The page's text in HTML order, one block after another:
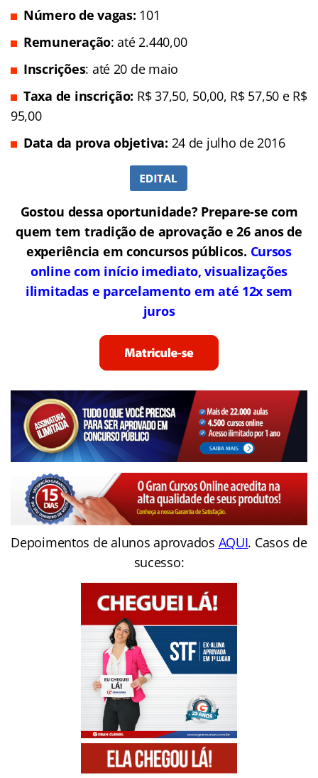
Número de vagas: 101
Remuneração: até 2.440,00
Inscrições: até 20 de maio
Taxa de inscrição: R$ 37,50, 50,00, R$ 57,50 e R$
95,00
Data da prova objetiva: 24 de julho de 2016
Gostou dessa oportunidade? Prepare-se com
quem tem tradição de aprovação e 26 anos de
experiência em concursos públicos. Cursos
online com início imediato, visualizações
ilimitadas e parcelamento em até 12x sem
juros
Depoimentos de alunos aprovados AQUI. Casos de
sucesso: